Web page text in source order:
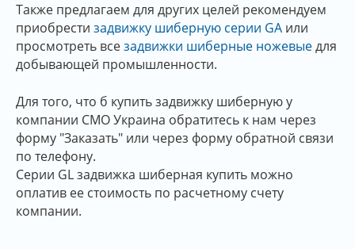
Также предлагаем для других целей рекомендуем
приобрести задвижку шиберную серии GA или
просмотреть всезадвижки шиберные ножевыедля
добывающей промышленности.
Для того, что б купить задвижку шиберную у
компании СМО Украина обратитесь к нам через
форму "Заказать" или через форму обратной связи
по телефону.
Серии GL задвижка шиберная купить можно
оплатив ее стоимость по расчетному счету
компании.